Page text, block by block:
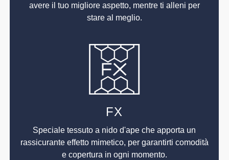
avere il tuo migliore aspetto, mentre ti alleni per
stare al meglio.
FX
Speciale tessuto a nido d'ape che apporta un
rassicurante effetto mimetico, per garantirti comodità
e copertura in ogni momento.